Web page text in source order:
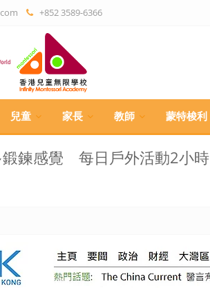
+852 3589-6366
兒童 家長 教師 蒙特梭利
鍛鍊感覺 每日戶外活動2小時